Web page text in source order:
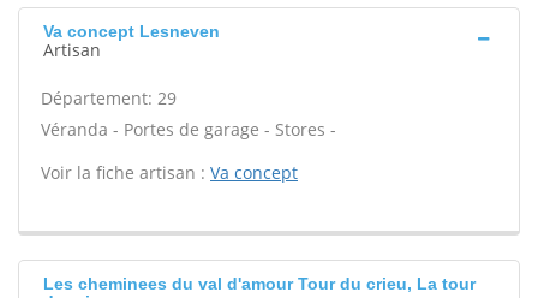
Va concept Lesneven
Artisan
Département: 29
Véranda - Portes de garage - Stores -
Voir la fiche artisan : Va concept
Les cheminees du val d'amour Tour du crieu, La tour